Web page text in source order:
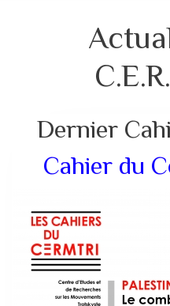
Dernier
Cahier du